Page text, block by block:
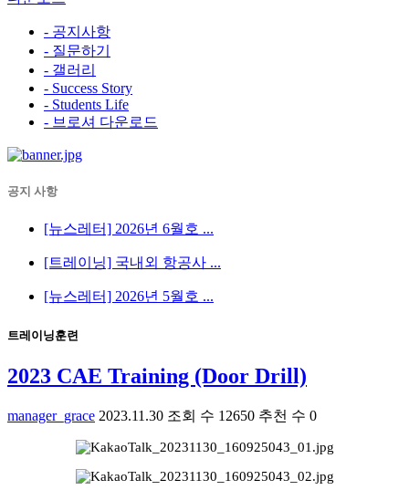
- 공지사항
- 질문하기
- 갤러리
- Success Story
- Students Life
- 브로셔 다운로드
공지 사항
[뉴스레터] 2026년 6월호 ...
[트레이닝] 국내외 항공사 ...
[뉴스레터] 2026년 5월호 ...
트레이닝훈련
2023 CAE Training (Door Drill)
manager_grace 2023.11.30 조회 수 12650 추천 수 0